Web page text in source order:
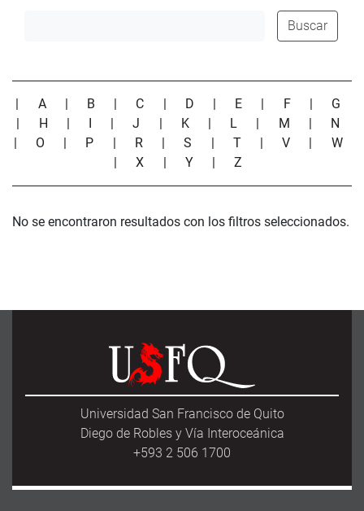
Buscar
| A | B | C | D | E | F | G
| H | I |J | K | L | M | N
| O | P | R |S | T |V | W
|X | Y |Z
No se encontraron resultados con los filtros seleccionados.
Universidad San Francisco de Quito
Diego de Robles y Vía Interoceánica
+593 2 506 1700